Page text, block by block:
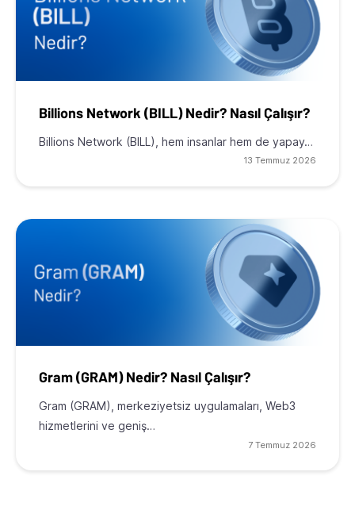
Billions Network (BILL) Nedir? Nasıl Çalışır?
Billions Network (BILL), hem insanlar hem de yapay…
13 Temmuz 2026
Gram (GRAM) Nedir? Nasıl Çalışır?
Gram (GRAM), merkeziyetsiz uygulamaları, Web3
hizmetlerini ve geniş…
7 Temmuz 2026